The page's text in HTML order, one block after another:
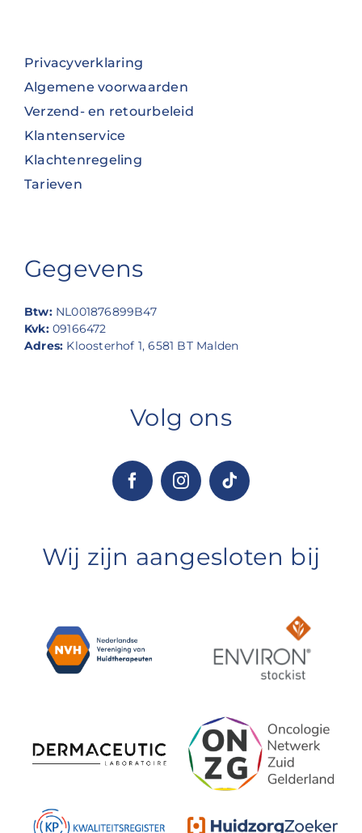
Privacyverklaring
Algemene voorwaarden
Verzend- en retourbeleid
Klantenservice
Klachtenregeling
Tarieven
Gegevens
Btw: NL001876899B47
Kvk:09166472
Adres: Kloosterhof 1, 6581 BT Malden
Volg ons
Wij zijn aangesloten bij